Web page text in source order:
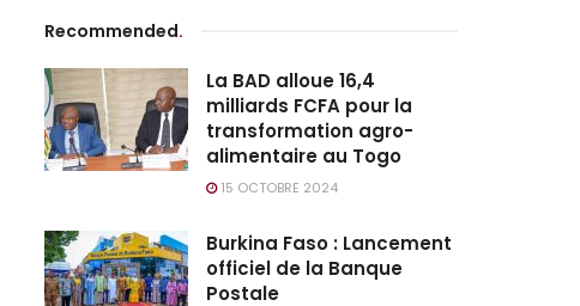
Recommended.
La BAD alloue 16,4
milliards FCFA pour la
transformation agro-
alimentaire au Togo
15 OCTOBRE 2024
Burkina Faso : Lancement
officiel de la Banque
Postale